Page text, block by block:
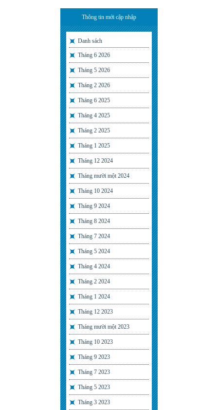
Thông tin mới cập nhập
Danh sách
Tháng 6 2026
Tháng 5 2026
Tháng 2 2026
Tháng 6 2025
Tháng 4 2025
Tháng 2 2025
Tháng 1 2025
Tháng 12 2024
Tháng mười một 2024
Tháng 10 2024
Tháng 9 2024
Tháng 8 2024
Tháng 7 2024
Tháng 5 2024
Tháng 4 2024
Tháng 2 2024
Tháng 1 2024
Tháng 12 2023
Tháng mười một 2023
Tháng 10 2023
Tháng 9 2023
Tháng 7 2023
Tháng 5 2023
Tháng 3 2023